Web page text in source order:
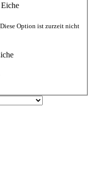
Option ist zurzeit nicht